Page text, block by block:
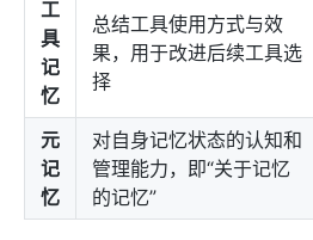
工
具
记
忆
总结工具使用方式与效
果，用于改进后续工具选
择
元
记
忆
对自身记忆状态的认知和
管理能力，即“关于记忆
的记忆”